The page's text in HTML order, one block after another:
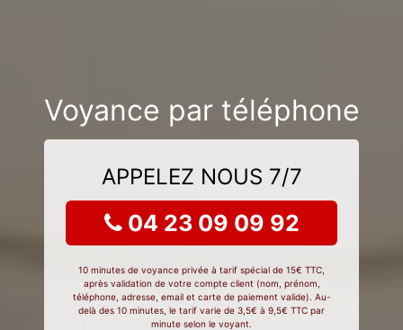
Voyance par téléphone
APPELEZ NOUS 7/7
04 23 09 09 92
10 minutes de voyance privée à tarif spécial de 15€ TTC,
après validation de votre compte client (nom, prénom,
téléphone, adresse, email et carte de paiement valide). Au-
delà des 10 minutes, le tarif varie de 3,5€ à 9,5€ TTC par
minute selon le voyant.